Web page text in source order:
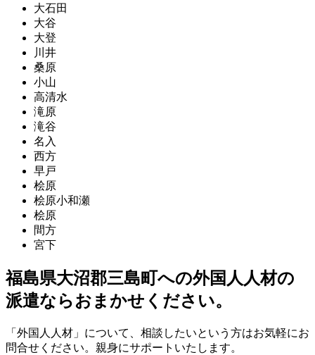
大石田
大谷
大登
川井
桑原
小山
高清水
滝原
滝谷
名入
西方
早戸
桧原
桧原小和瀬
桧原
間方
宮下
福島県大沼郡三島町への外国人人材の
派遣ならおまかせください。
「外国人人材」について、相談したいという方はお気軽にお
問合せください。親身にサポートいたします。